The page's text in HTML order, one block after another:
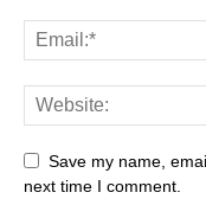
Save my name,
next time I comment.